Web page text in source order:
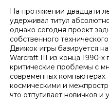
На протяжении двадцати
удерживал титул
однако сегодня проект
собственного
Движок игры базируется
Warcraft III из конца 1990-х
критические проблемы с
современных
космическими и
что отпугивает новичков и